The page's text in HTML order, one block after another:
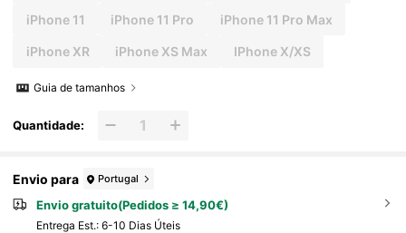
iPhone 11 iPhone 11 Pro iPhone 11 Pro Max
iPhone XR iPhone XS Max IPhone X/XS
Guia de tamanhos
Quantidade:
Envio para Portugal
Envio gratuito(Pedidos ≥ 14,90€)
Entrega Est.: 6-10 Dias Úteis